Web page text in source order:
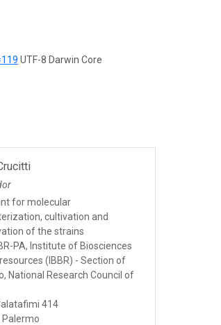
UTF-8 Darwin Core
for molecular
cultivation and
of the strains
PA, Institute of Biosciences
(IBBR) - Section of
National Research Council of
414
Palermo